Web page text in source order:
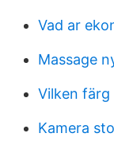
Vad ar
Massage
Vilken färg
Kamera